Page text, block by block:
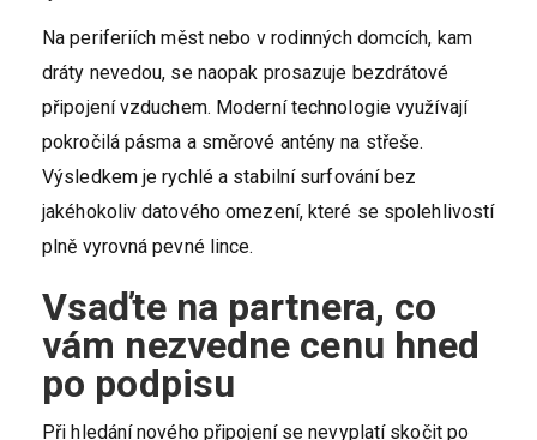
Na periferiích měst nebo v rodinných domcích, kam
dráty nevedou, se naopak prosazuje bezdrátové
připojení vzduchem. Moderní technologie využívají
pokročilá pásma a směrové antény na střeše.
Výsledkem je rychlé a stabilní surfování bez
jakéhokoliv datového omezení, které se spolehlivostí
plně vyrovná pevné lince.
Vsaďte na partnera, co
vám nezvedne cenu hned
po podpisu
Při hledání nového připojení se nevyplatí skočit po